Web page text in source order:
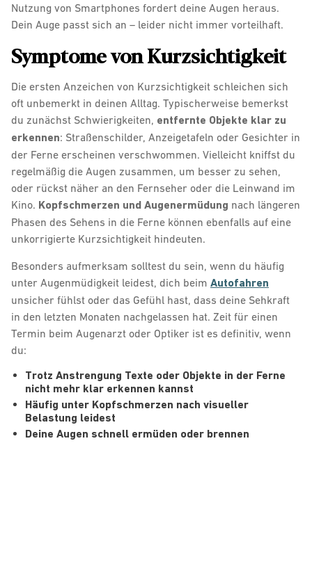
Nutzung von Smartphones fordert deine Augen heraus.
Dein Auge passt sich an – leider nicht immer vorteilhaft.
Symptome von Kurzsichtigkeit
Die ersten Anzeichen von Kurzsichtigkeit schleichen sich
oft unbemerkt in deinen Alltag. Typischerweise bemerkst
du zunächst Schwierigkeiten, entfernte Objekte klar zu
erkennen: Straßenschilder, Anzeigetafeln oder Gesichter in
der Ferne erscheinen verschwommen. Vielleicht kniffst du
regelmäßig die Augen zusammen, um besser zu sehen,
oder rückst näher an den Fernseher oder die Leinwand im
Kino. Kopfschmerzen und Augenermüdung nach längeren
Phasen des Sehens in die Ferne können ebenfalls auf eine
unkorrigierte Kurzsichtigkeit hindeuten.
Besonders aufmerksam solltest du sein, wenn du häufig
unter Augenmüdigkeit leidest, dich beim Autofahren
unsicher fühlst oder das Gefühl hast, dass deine Sehkraft
in den letzten Monaten nachgelassen hat. Zeit für einen
Termin beim Augenarzt oder Optiker ist es definitiv, wenn
du:
Trotz Anstrengung Texte oder Objekte in der Ferne
nicht mehr klar erkennen kannst
Häufig unter Kopfschmerzen nach visueller
Belastung leidest
Deine Augen schnell ermüden oder brennen